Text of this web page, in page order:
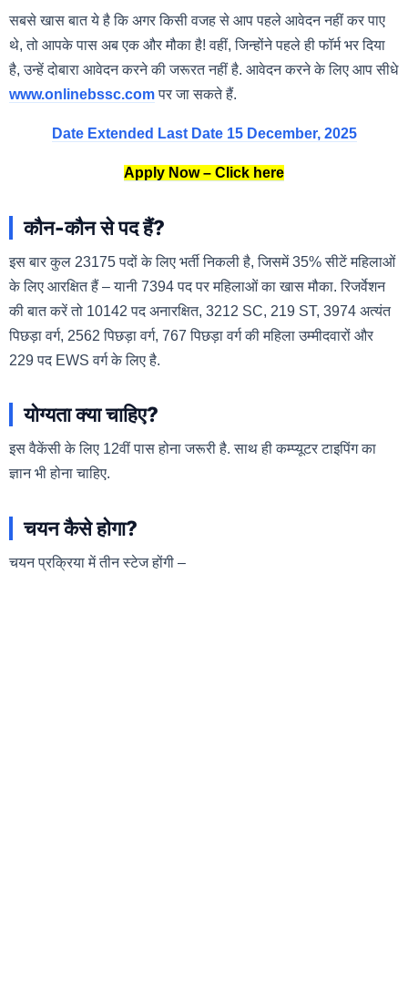
सबसे खास बात ये है कि अगर किसी वजह से आप पहले आवेदन नहीं कर पाए
थे, तो आपके पास अब एक और मौका है! वहीं, जिन्होंने पहले ही फॉर्म भर दिया
है, उन्हें दोबारा आवेदन करने की जरूरत नहीं है. आवेदन करने के लिए आप सीधे
www.onlinebssc.comपर जा सकते हैं.
Date Extended Last Date 15 December, 2025
Apply Now – Click here
कौन-कौन से पद हैं?
इस बार कुल 23175 पदों के लिए भर्ती निकली है, जिसमें 35% सीटें महिलाओं
के लिए आरक्षित हैं – यानी 7394 पद पर महिलाओं का खास मौका. रिजर्वेशन
की बात करें तो 10142 पद अनारक्षित, 3212 SC, 219 ST, 3974 अत्यंत
पिछड़ा वर्ग, 2562 पिछड़ा वर्ग, 767 पिछड़ा वर्ग की महिला उम्मीदवारों और
229 पद EWS वर्ग के लिए है.
योग्यता क्या चाहिए?
इस वैकेंसी के लिए 12वीं पास होना जरूरी है. साथ ही कम्प्यूटर टाइपिंग का
ज्ञान भी होना चाहिए.
चयन कैसे होगा?
चयन प्रक्रिया में तीन स्टेज होंगी –